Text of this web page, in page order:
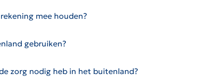
mee houden?
gebruiken?
zorg nodig heb in het buitenland?